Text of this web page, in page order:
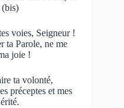
(bis)
voies, Seigneur !
ta Parole, ne me
joie !
ta volonté,
préceptes et mes